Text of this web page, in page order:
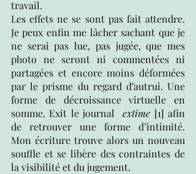
travail.
Les effets ne se sont pas fait attendre.
Je peux enfin me lâcher sachant que je
ne serai pas lue, pas jugée, que mes
photo ne seront ni commentées ni
partagées et encore moins déformées
par le prisme du regard d’autrui. Une
forme de décroissance virtuelle en
somme. Exit le journal
extime [1] afin
de retrouver une forme d’intimité.
Mon écriture trouve alors un nouveau
souffle et se libère des contraintes de
la visibilité et du jugement.